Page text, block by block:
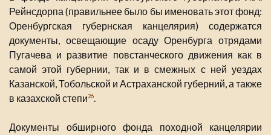
Рейнсдорпа (правильнее было бы именовать этот фонд:
Оренбургская губернская канцелярия) содержатся
документы, освещающие осаду Оренбурга отрядами
Пугачева и развитие повстанческого движения как в
самой этой губернии, так и в смежных с ней уездах
Казанской, Тобольской и Астраханской губерний, а также
в казахской степи26.
Документы обширного фонда походной канцелярии